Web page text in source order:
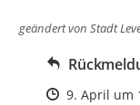
geändert von Stadt
Zeitpunkt
9. April um